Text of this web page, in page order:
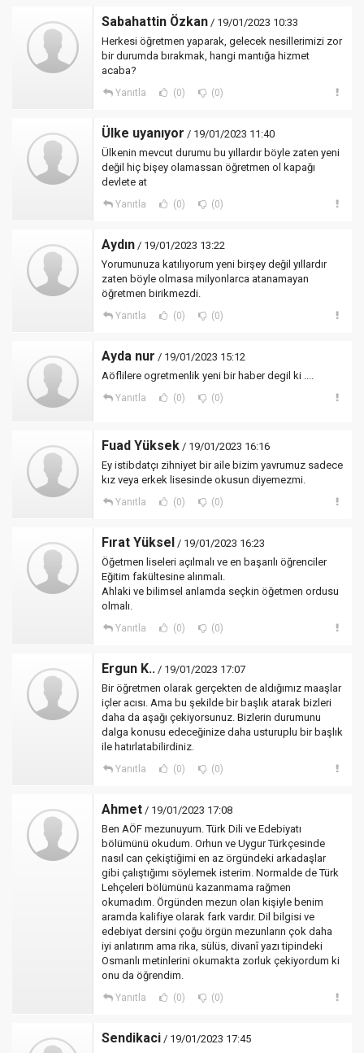
Sabahattin Özkan / 19/01/2023 10:33
Herkesi öğretmen yaparak, gelecek nesillerimizi zor
bir durumda bırakmak, hangi mantığa hizmet
acaba?
Yanıtla (0) (0)
Ülke uyanıyor / 19/01/2023 11:40
Ülkenin mevcut durumu bu yıllardır böyle zaten yeni
değil hiç bişey olamassan öğretmen ol kapağı
devlete at
Yanıtla (0) (0)
Aydın / 19/01/2023 13:22
Yorumunuza katılıyorum yeni birşey değil yıllardır
zaten böyle olmasa milyonlarca atanamayan
öğretmen birikmezdi.
Yanıtla (0) (0)
Ayda nur / 19/01/2023 15:12
Aöflilere ogretmenlik yeni bir haber degil ki ....
Yanıtla (0) (0)
Fuad Yüksek / 19/01/2023 16:16
Ey istibdatçı zihniyet bir aile bizim yavrumuz sadece
kız veya erkek lisesinde okusun diyemezmi.
Yanıtla (0) (0)
Fırat Yüksel / 19/01/2023 16:23
Öğetmen liseleri açılmalı ve en başarılı öğrenciler
Eğitim fakültesine alınmalı.
Ahlaki ve bilimsel anlamda seçkin öğetmen ordusu
olmalı.
Yanıtla (0) (0)
Ergun K.. / 19/01/2023 17:07
Bir öğretmen olarak gerçekten de aldığımız maaşlar
içler acısı. Ama bu şekilde bir başlık atarak bizleri
daha da aşağı çekiyorsunuz. Bizlerin durumunu
dalga konusu edeceğinize daha usturuplu bir başlık
ile hatırlatabilirdiniz.
Yanıtla (0) (0)
Ahmet / 19/01/2023 17:08
Ben AÖF mezunuyum. Türk Dili ve Edebiyatı
bölümünü okudum. Orhun ve Uygur Türkçesinde
nasıl can çekiştiğimi en az örgündeki arkadaşlar
gibi çalıştığımı söylemek isterim. Normalde de Türk
Lehçeleri bölümünü kazanmama rağmen
okumadım. Örgünden mezun olan kişiyle benim
aramda kalifiye olarak fark vardır. Dil bilgisi ve
edebiyat dersini çoğu örgün mezunların çok daha
iyi anlatırım ama rika, sülüs, divanî yazı tipindeki
Osmanlı metinlerini okumakta zorluk çekiyordum ki
onu da öğrendim.
Yanıtla (0) (0)
Sendikaci / 19/01/2023 17:45